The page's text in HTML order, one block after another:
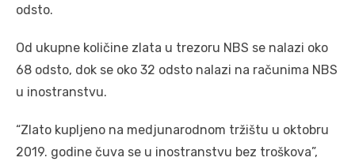
odsto.
Od ukupne količine zlata u trezoru NBS se nalazi oko
68 odsto, dok se oko 32 odsto nalazi na računima NBS
u inostranstvu.
“Zlato kupljeno na medjunarodnom tržištu u oktobru
2019. godine čuva se u inostranstvu bez troškova”,